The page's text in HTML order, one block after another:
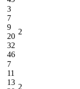
3
7
9
20
32
46
2
7
11
13
2